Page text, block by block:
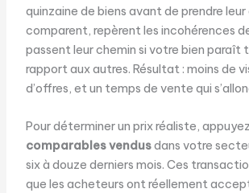
quinzaine de biens avant de prendre leur
comparent, repèrent les incohérences
passent leur chemin si votre bien paraît
rapport aux autres. Résultat : moins de
d’offres, et un temps de vente qui
Pour déterminer un prix réaliste,
comparables vendusdans votre
six à douze derniers mois. Ces
que les acheteurs ont réellement